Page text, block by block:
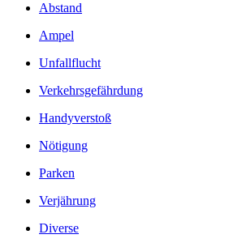
Abstand
Ampel
Unfallflucht
Verkehrsgefährdung
Handyverstoß
Nötigung
Parken
Verjährung
Diverse